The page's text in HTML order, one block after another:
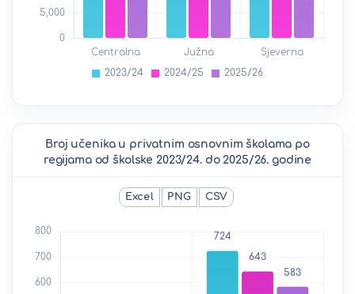
Broj učenika u privatnim osnovnim školama po
regijama od školske 2023/24. do 2025/26. godine
Excel PNG CSV